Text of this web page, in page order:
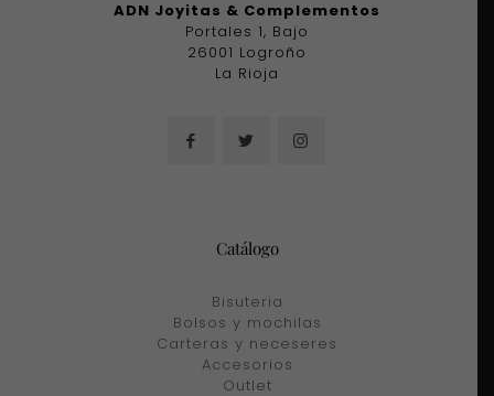
ADN Joyitas & Complementos
Portales 1, Bajo
26001 Logroño
La Rioja
Catálogo
Bisuteria
Bolsos y mochilas
Carteras y neceseres
Accesorios
Outlet